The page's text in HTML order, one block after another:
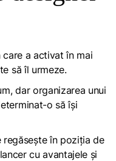
a activat în mai
să îl urmeze.
dar organizarea unui
o să își
regăsește în poziția de
cu avantajele și